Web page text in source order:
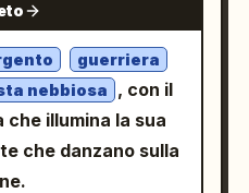
qualità,
foresta,
ridotta, recitazione
particelle
muschio,
solari dorati.
guerriera
nebbiosa
, con il
che illumina la sua
che danzano sulla